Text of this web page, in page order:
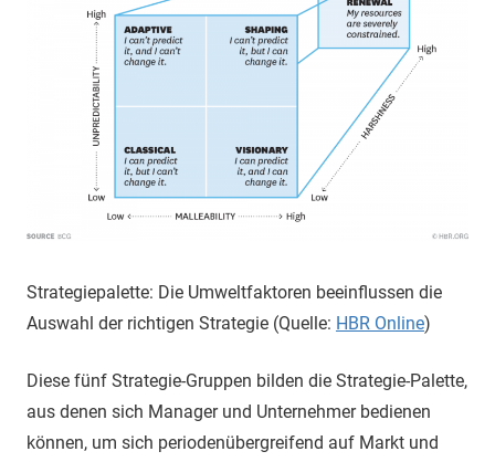
Strategiepalette: Die Umweltfaktoren beeinflussen die
Auswahl der richtigen Strategie (Quelle: HBR Online)
Diese fünf Strategie-Gruppen bilden die Strategie-Palette,
aus denen sich Manager und Unternehmer bedienen
können, um sich periodenübergreifend auf Markt und